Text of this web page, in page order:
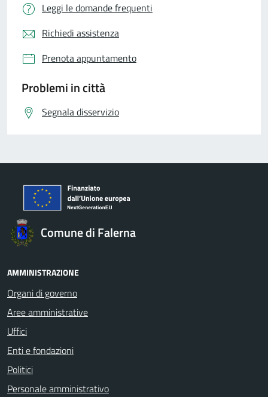
Leggi le domande frequenti
Richiedi assistenza
Prenota appuntamento
Problemi in città
Segnala disservizio
Comune di Falerna
AMMINISTRAZIONE
Organi di governo
Aree amministrative
Uffici
Enti e fondazioni
Politici
Personale amministrativo